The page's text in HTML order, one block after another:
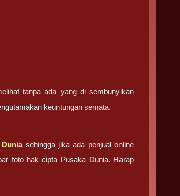
tanpa ada yang di sembunyikan
keuntungan semata.
Duniasehingga jika ada penjual online
foto hak cipta Pusaka Dunia. Harap